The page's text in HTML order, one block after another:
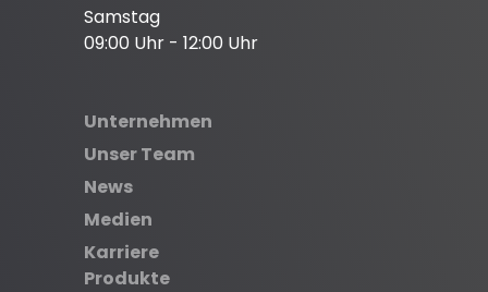
Samstag
09:00 Uhr - 12:00 Uhr
Unternehmen
Unser Team
News
Medien
Karriere
Produkte